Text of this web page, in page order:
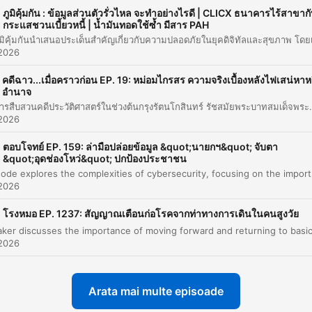
ภูมิคุ้มกัน : ข้อมูลส่วนตัวรั่วไหล จะทำอย่างไรดี | CLICX ธนาคารไร้สาขา
กระแสชวนเบี้ยวหนี้ | น้ำมันทอดใช้ซ้ำ มีสาร PAH
คดีฉาว...เมื่อคราวก่อน EP. 19: หม่อมไกรสร ความจริงเบื้องหลังไฟเสน่หา
อำนาจ
เรื่องราวการสืบสวนคดีประวัติศาสตร์ในช่วงต้นกรุงรัตนโกสินทร์ รัชสมัยพระบาทสมเด็จพระนั่งเกล้าเจ้
ตอบโจทย์ EP. 159: ล่ามือปล่อยข้อมูล &quot;นายกฯ&quot; จับตา
&quot;อุดช่องโหว่&quot; ปกป้องประชาชน
โรงหมอ EP. 1237: สัญญาณเตือนก่อโรคจากท่าทางการเดินในคนสูงวัย
Arata mai multe episoade